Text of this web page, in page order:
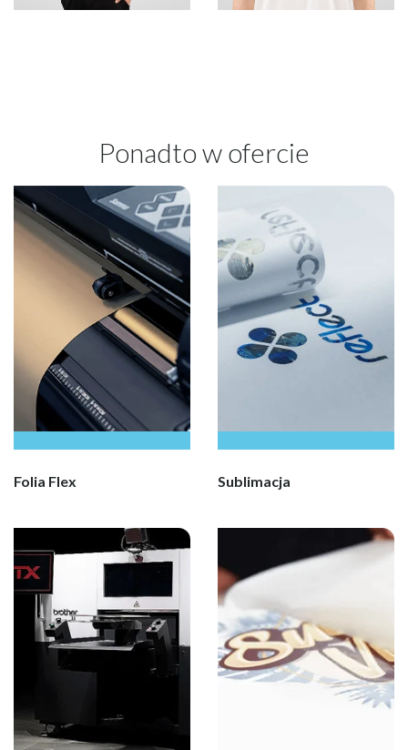
Ponadto w ofercie
Folia Flex Sublimacja